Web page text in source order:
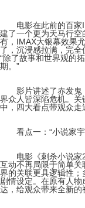
电影在此前的百家
建了一个更为天马行空
有，IMAX大银幕效果
了，沉浸感拉满，完
“除了故事和世界观的
期。”
影片讲述了赤发鬼（
界众人皆深陷危机。
中，四大看点带观众
看点一：“小说家宇
电影《刺杀小说家2
互动不再局限于简单
界的关联更具逻辑性
剧情设定。在原有人
达，给观众带来全新的